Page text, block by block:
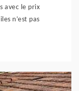
avec le prix
n’est pas